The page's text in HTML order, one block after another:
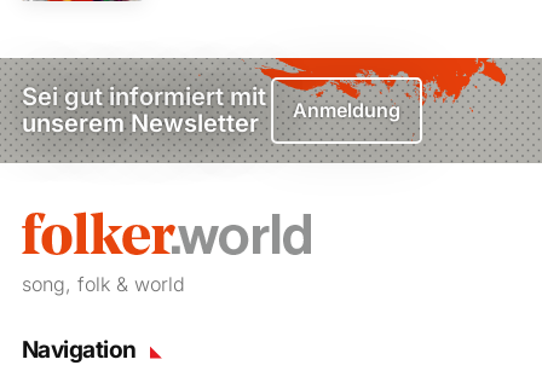
Sei gut informiert mit
unserem Newsletter
Anmeldung
song, folk & world
Navigation